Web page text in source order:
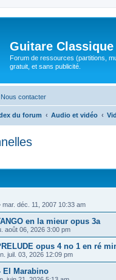
Guitare Classique
Forum de ressources (partitions,
gratuit, et sans publicité.
Nous contacter
du forum Audio et vidéo
mar. déc. 11, 2007 10:33 am
en la mieur opus 3a
août 06, 2026 3:00 pm
opus 4 no 1 en ré
juil. 03, 2026 12:09 pm
El Marabino